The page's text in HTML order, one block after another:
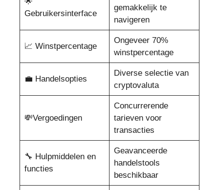
Gebruikersinterface
gemakkelijk te
navigeren
📈 Winstpercentage
Ongeveer 70%
winstpercentage
💼 Handelsopties
Diverse selectie van
cryptovaluta
💸Vergoedingen
Concurrerende
tarieven voor
transacties
🔧 Hulpmiddelen en
functies
Geavanceerde
handelstools
beschikbaar